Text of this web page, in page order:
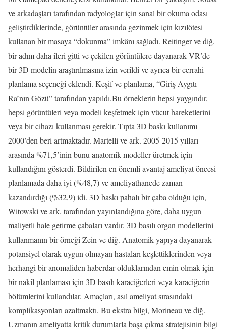
ve arkadaşları tarafından radyologlar için sanal bir okuma odası
geliştirdiklerinde, görüntüler arasında gezinmek için kızılötesi
kullanan bir masaya “dokunma” imkânı sağladı. Reitinger ve diğ.
bir adım daha ileri gitti ve çekilen görüntülere dayanarak VR’de
bir 3D modelin araştırılmasına izin verildi ve ayrıca bir cerrahi
planlama seçeneği eklendi. Keşif ve planlama, “Giriş Aygıtı
Ra’nın Gözü” tarafından yapıldı.Bu örneklerin hepsi yaygındır,
hepsi görüntüleri veya modeli keşfetmek için vücut hareketlerini
veya bir cihazı kullanması gerekir. Tıpta 3D baskı kullanımı
2000’den beri artmaktadır. Martelli ve ark. 2005-2015 yılları
arasında %71,5’inin bunu anatomik modeller üretmek için
kullandığını gösterdi. Bildirilen en önemli avantaj ameliyat öncesi
planlamada daha iyi (%48,7) ve ameliyathanede zaman
kazandırdığı (%32,9) idi. 3D baskı pahalı bir çaba olduğu için,
Witowski ve ark. tarafından yayınlandığına göre, daha uygun
maliyetli hale getirme çabaları vardır. 3D basılı organ modellerini
kullanmanın bir örneği Zein ve diğ. Anatomik yapıya dayanarak
potansiyel olarak uygun olmayan hastaları keşfettiklerinden veya
herhangi bir anomaliden haberdar olduklarından emin olmak için
bir nakil planlaması için 3D basılı karaciğerleri veya karaciğerin
bölümlerini kullandılar. Amaçları, asıl ameliyat sırasındaki
komplikasyonları azaltmaktı. Bu ekstra bilgi, Morineau ve diğ.
Uzmanın ameliyatta kritik durumlarla başa çıkma stratejisinin bilgi